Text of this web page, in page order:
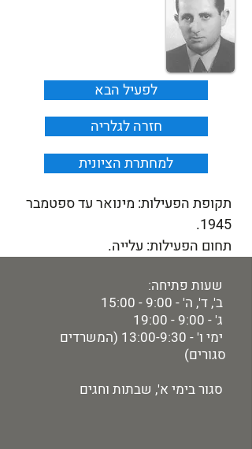
לפעיל הבא
חזרה לגלריה
למחתרת הציונית
תקופת הפעילות: מינואר עד ספטמבר
1945.
תחום הפעילות: עלייה.
שעות פתיחה:
ב', ד', ה' - 9:00 - 15:00
ג' - 9:00 - 19:00
ימי ו' - 13:00-9:30 (המשרדים
סגורים)
סגור בימי א', שבתות וחגים